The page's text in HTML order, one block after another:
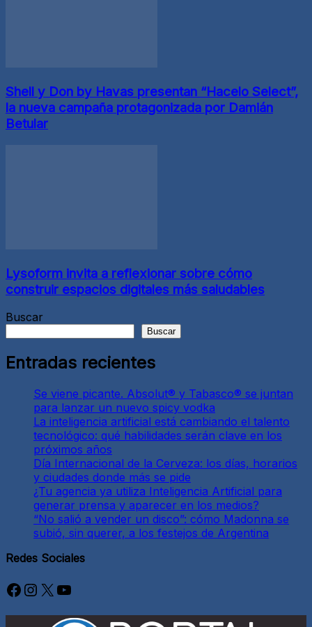
Shell y Don by Havas presentan “Hacelo Select”,
la nueva campaña protagonizada por Damián
Betular
Lysoform invita a reflexionar sobre cómo
construir espacios digitales más saludables
Buscar
Buscar
Entradas recientes
Se viene picante. Absolut® y Tabasco® se juntan
para lanzar un nuevo spicy vodka
La inteligencia artificial está cambiando el talento
tecnológico: qué habilidades serán clave en los
próximos años
Día Internacional de la Cerveza: los días, horarios
y ciudades donde más se pide
¿Tu agencia ya utiliza Inteligencia Artificial para
generar prensa y aparecer en los medios?
“No salió a vender un disco”: cómo Madonna se
subió, sin querer, a los festejos de Argentina
Redes Sociales
Facebook
Instagram
X YouTube